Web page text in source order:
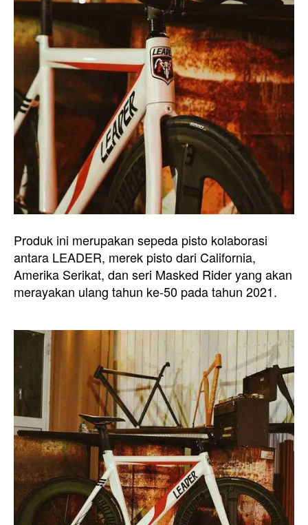
Produk ini merupakan sepeda pisto kolaborasi
antara LEADER, merek pisto dari California,
Amerika Serikat, dan seri Masked Rider yang akan
merayakan ulang tahun ke-50 pada tahun 2021.